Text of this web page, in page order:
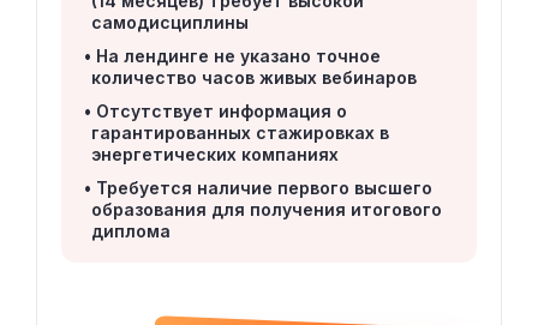
самодисциплины
На лендинге не указано точное
количество часов живых вебинаров
Отсутствует информация о
гарантированных стажировках в
энергетических компаниях
Требуется наличие первого высшего
образования для получения итогового
диплома